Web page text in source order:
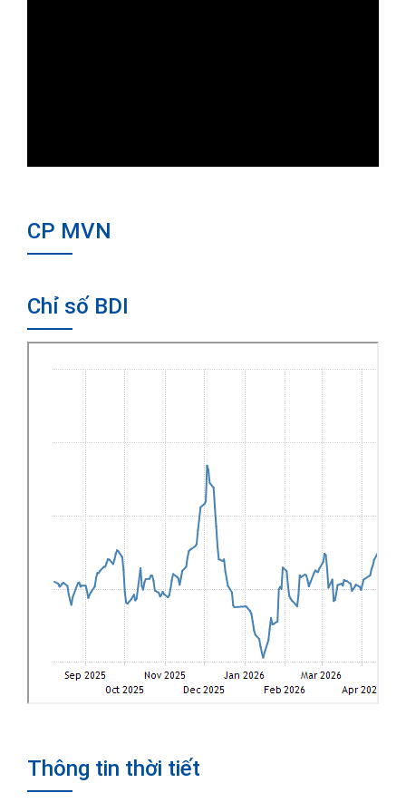
CP MVN
Chỉ số BDI
Thông tin thời tiết